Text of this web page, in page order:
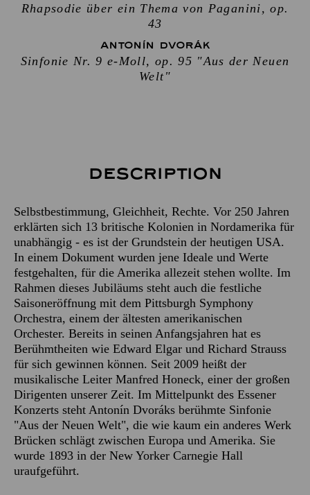
Rhapsodie über ein Thema von Paganini, op.
43
ANTONÍN DVORÁK
Sinfonie Nr. 9 e-Moll, op. 95 "Aus der Neuen
Welt"
Description
Selbstbestimmung, Gleichheit, Rechte. Vor 250 Jahren
erklärten sich 13 britische Kolonien in Nordamerika für
unabhängig - es ist der Grundstein der heutigen USA.
In einem Dokument wurden jene Ideale und Werte
festgehalten, für die Amerika allezeit stehen wollte. Im
Rahmen dieses Jubiläums steht auch die festliche
Saisoneröffnung mit dem Pittsburgh Symphony
Orchestra, einem der ältesten amerikanischen
Orchester. Bereits in seinen Anfangsjahren hat es
Berühmtheiten wie Edward Elgar und Richard Strauss
für sich gewinnen können. Seit 2009 heißt der
musikalische Leiter Manfred Honeck, einer der großen
Dirigenten unserer Zeit. Im Mittelpunkt des Essener
Konzerts steht Antonín Dvoráks berühmte Sinfonie
"Aus der Neuen Welt", die wie kaum ein anderes Werk
Brücken schlägt zwischen Europa und Amerika. Sie
wurde 1893 in der New Yorker Carnegie Hall
uraufgeführt.